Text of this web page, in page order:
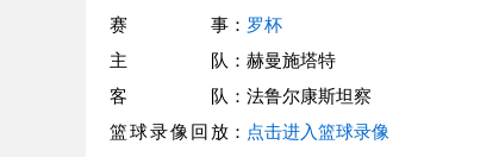
赛事 ： 罗杯
主队 ：赫曼施塔特
客队 ：法鲁尔康斯坦察
篮球录像回放 ： 点击进入篮球录像